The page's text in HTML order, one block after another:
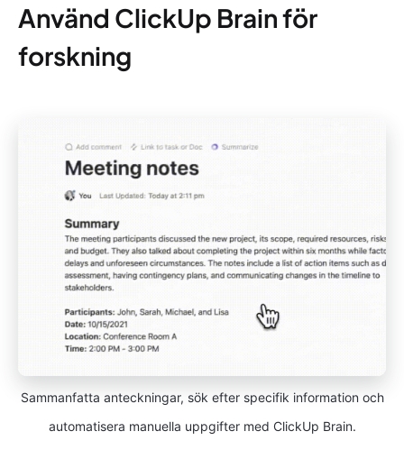
Använd ClickUp Brain för
forskning
Sammanfatta anteckningar, sök efter specifik information och
automatisera manuella uppgifter med ClickUp Brain.